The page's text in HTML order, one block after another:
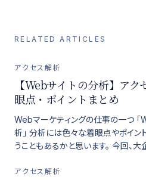
RELATED ARTICLES
アクセス解析
【Webサイトの分析】ア
眼点・ポイントまとめ
Webマーケティングの仕事の一つ 「
析」 分析には色々な着眼点やポイン
うこともあるかと思います。 今回、
アクセス解析